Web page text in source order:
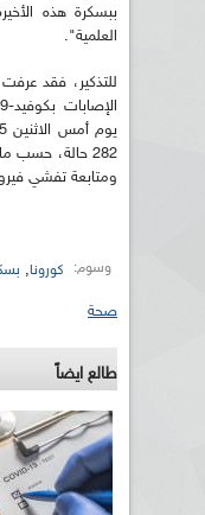
ببسكرة هذه
العلمية".
للتذكير، فقد
282 حالة، حسب
ومتابعة تفشي
وسوم: كورونا,
صحة
طالع ايضاً